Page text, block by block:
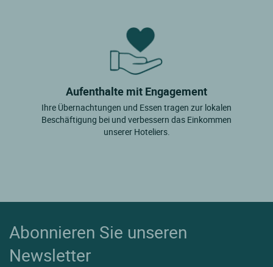
Aufenthalte mit Engagement
Ihre Übernachtungen und Essen tragen zur lokalen
Beschäftigung bei und verbessern das Einkommen
unserer Hoteliers.
Abonnieren Sie unseren
Newsletter